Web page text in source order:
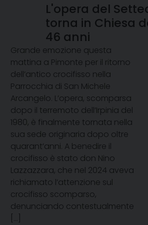
L'opera del
torna in Chiesa
46 anni
Grande emozione questa
mattina a Pimonte per il ritorno
dell’antico crocifisso nella
Parrocchia di San Michele
Arcangelo. L’opera, scomparsa
dopo il terremoto dell’Irpinia del
1980, è finalmente tornata nella
sua sede originaria dopo oltre
quarant’anni. A benedire il
crocifisso è stato don Nino
Lazzazzara, che nel 2024 aveva
richiamato l’attenzione sul
crocifisso scomparso,
denunciando contestualmente
[…]